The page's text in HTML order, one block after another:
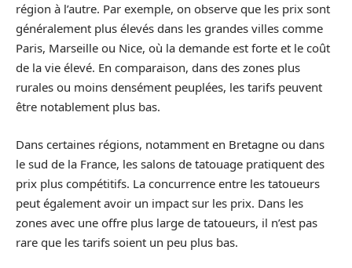
région à l’autre. Par exemple, on observe que les prix sont
généralement plus élevés dans les grandes villes comme
Paris, Marseille ou Nice, où la demande est forte et le coût
de la vie élevé. En comparaison, dans des zones plus
rurales ou moins densément peuplées, les tarifs peuvent
être notablement plus bas.
Dans certaines régions, notamment en Bretagne ou dans
le sud de la France, les salons de tatouage pratiquent des
prix plus compétitifs. La concurrence entre les tatoueurs
peut également avoir un impact sur les prix. Dans les
zones avec une offre plus large de tatoueurs, il n’est pas
rare que les tarifs soient un peu plus bas.